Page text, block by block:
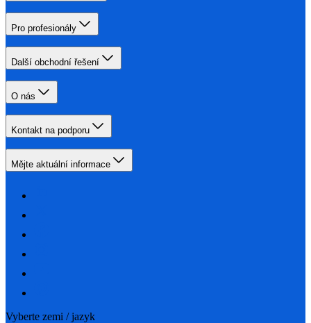
Pro profesionály
Další obchodní řešení
O nás
Kontakt na podporu
Mějte aktuální informace
Vyberte zemi / jazyk